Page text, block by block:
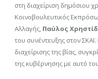
στη διαχείριση δημόσιου
Κοινοβουλευτικός
Αλλαγής, Παύλος
του συνέντευξης στον
διαχείρισης της βίας,
της κυβέρνησης με αυτό